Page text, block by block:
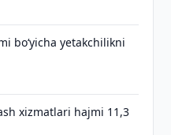
bo‘yicha yetakchilikni
xizmatlari hajmi 11,3